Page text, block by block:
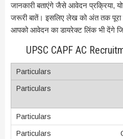
जानकारी बताएंगे जैसे आवेदन प्रक्रिया,
जरूरी बातें। इसलिए लेख को अंत तक
आपको आवेदन का डायरेक्ट लिंक भी
UPSC CAPF AC